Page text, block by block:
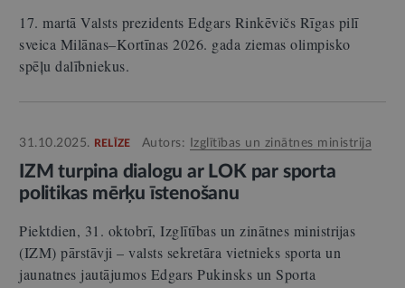
17. martā Valsts prezidents Edgars Rinkēvičs Rīgas pilī
sveica Milānas–Kortīnas 2026. gada ziemas olimpisko
spēļu dalībniekus.
31.10.2025. RELĪZE Autors: Izglītības un zinātnes ministrija
IZM turpina dialogu ar LOK par sporta
politikas mērķu īstenošanu
Piektdien, 31. oktobrī, Izglītības un zinātnes ministrijas
(IZM) pārstāvji – valsts sekretāra vietnieks sporta un
jaunatnes jautājumos Edgars Pukinsks un Sporta